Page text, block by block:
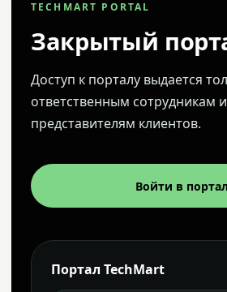
TECHMART PORTAL
Закрытый
Доступ к порталу выдается
ответственным сотрудникам
представителям клиентов.
Войти в портал
Портал TechMart